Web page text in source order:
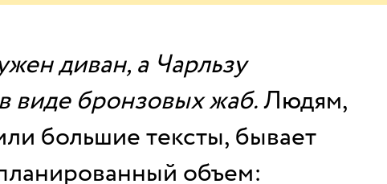
диван, а Чарльзу
виде бронзовых жаб.Людям,
большие тексты,бывает
объем: